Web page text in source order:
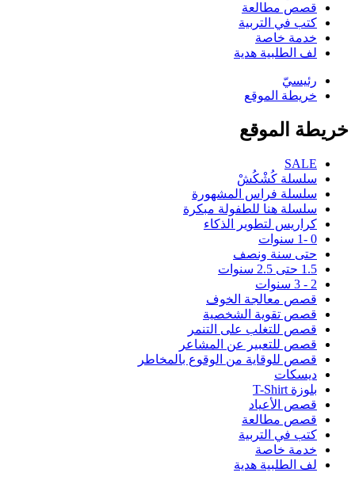
قصص مطالعة
كتب في التربية
خدمة خاصة
لف الطلبية هدية
رئيسيّ
خريطة الموقع
خريطة الموقع
SALE
سلسلة كُشْكُشْ
سلسلة فراس المشهورة
سلسلة هنا للطفولة مبكرة
كراريس لتطوير الذكاء
0 -1 سنوات
حتى سنة ونصف
1.5 حتى 2.5 سنوات
2 - 3 سنوات
قصص معالجة الخوف
قصص تقوية الشخصية
قصص للتغلب على التنمر
قصص للتعبير عن المشاعر
قصص للوقاية من الوقوع بالمخاطر
ديسكات
بلوزة T-Shirt
قصص الأعياد
قصص مطالعة
كتب في التربية
خدمة خاصة
لف الطلبية هدية